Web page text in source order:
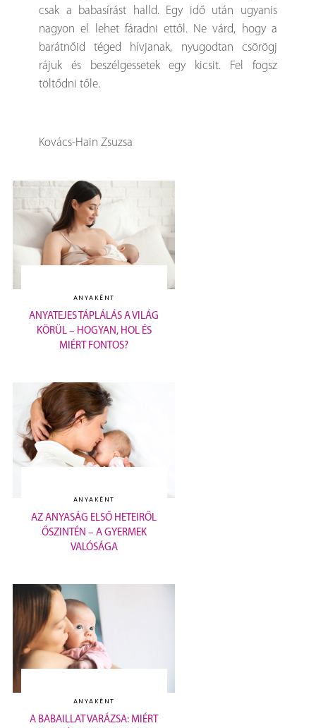
csak a babasírást halld. Egy idő után ugyanis
nagyon el lehet fáradni ettől. Ne várd, hogy a
barátnőid téged hívjanak, nyugodtan csörögj
rájuk és beszélgessetek egy kicsit. Fel fogsz
töltődni tőle.
Kovács-Hain Zsuzsa
ANYAKÉNT
ANYATEJES TÁPLÁLÁS A VILÁG
KÖRÜL – HOGYAN, HOL ÉS
MIÉRT FONTOS?
ANYAKÉNT
AZ ANYASÁG ELSŐ HETEIRŐL
ŐSZINTÉN – A GYERMEK
VALÓSÁGA
ANYAKÉNT
A BABAILLAT VARÁZSA: MIÉRT